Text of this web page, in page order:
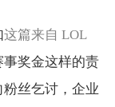
这篇来自 LOL
事奖金这样的责
丝乞讨，企业